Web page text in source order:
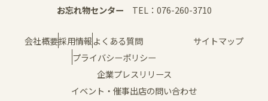
お忘れ物センター TEL：076-260-3710
会社概要採用情報よくある質問
サイトマップ
プライバシーポリシー
企業プレスリリース
イベント・催事出店の問い合わせ